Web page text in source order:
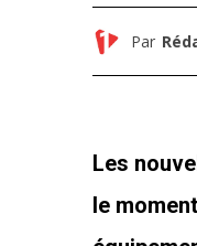
Par
Les
le